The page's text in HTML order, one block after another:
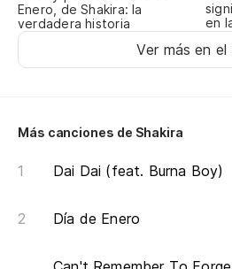
Enero, de Shakira: la
verdadera historia
en
Ver más en el
Más canciones de Shakira
Dai Dai (feat. Burna Boy)
Día de Enero